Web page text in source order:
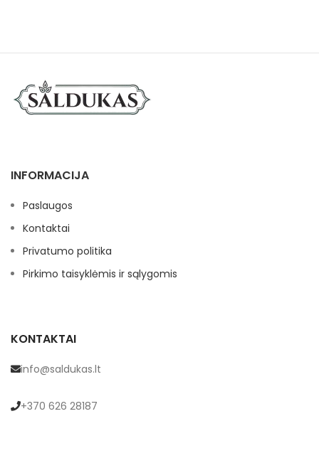
INFORMACIJA
Paslaugos
Kontaktai
Privatumo politika
Pirkimo taisyklėmis ir sąlygomis
KONTAKTAI
info@saldukas.lt
+370 626 28187